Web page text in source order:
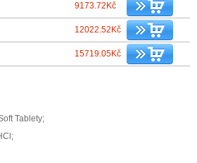
9173.72Kč
12022.52Kč
15719.05Kč
Tablety;